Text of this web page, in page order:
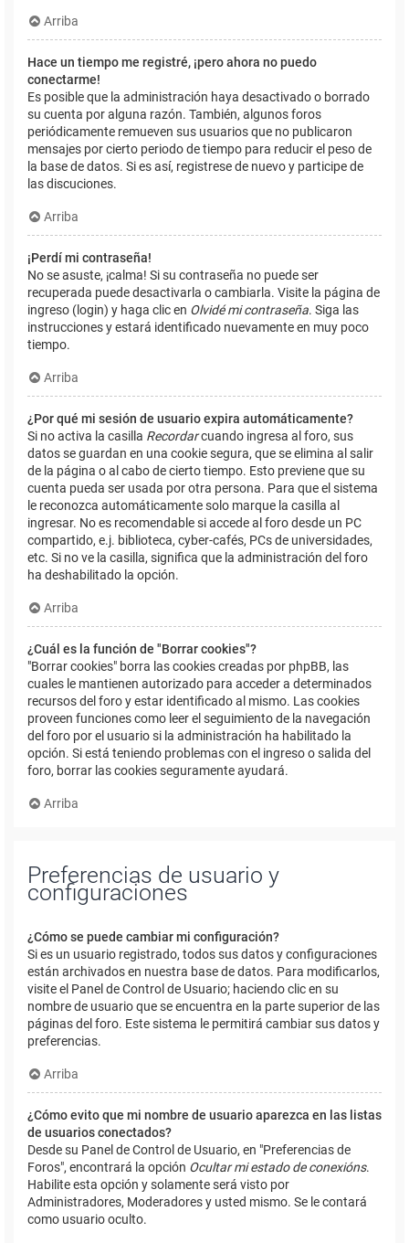
Arriba
Hace un tiempo me registré, ¡pero ahora no puedo
conectarme!
Es posible que la administración haya desactivado o borrado
su cuenta por alguna razón. También, algunos foros
periódicamente remueven sus usuarios que no publicaron
mensajes por cierto periodo de tiempo para reducir el peso de
la base de datos. Si es así, registrese de nuevo y participe de
las discuciones.
Arriba
¡Perdí mi contraseña!
No se asuste, ¡calma! Si su contraseña no puede ser
recuperada puede desactivarla o cambiarla. Visite la página de
ingreso (login) y haga clic en Olvidé mi contraseña. Siga las
instrucciones y estará identificado nuevamente en muy poco
tiempo.
Arriba
¿Por qué mi sesión de usuario expira automáticamente?
Si no activa la casilla Recordarcuando ingresa al foro, sus
datos se guardan en una cookie segura, que se elimina al salir
de la página o al cabo de cierto tiempo. Esto previene que su
cuenta pueda ser usada por otra persona. Para que el sistema
le reconozca automáticamente solo marque la casilla al
ingresar. No es recomendable si accede al foro desde un PC
compartido, e.j. biblioteca, cyber-cafés, PCs de universidades,
etc. Si no ve la casilla, significa que la administración del foro
ha deshabilitado la opción.
Arriba
¿Cuál es la función de "Borrar cookies"?
"Borrar cookies" borra las cookies creadas por phpBB, las
cuales le mantienen autorizado para acceder a determinados
recursos del foro y estar identificado al mismo. Las cookies
proveen funciones como leer el seguimiento de la navegación
del foro por el usuario si la administración ha habilitado la
opción. Si está teniendo problemas con el ingreso o salida del
foro, borrar las cookies seguramente ayudará.
Arriba
Preferencias de usuario y
configuraciones
¿Cómo se puede cambiar mi configuración?
Si es un usuario registrado, todos sus datos y configuraciones
están archivados en nuestra base de datos. Para modificarlos,
visite el Panel de Control de Usuario; haciendo clic en su
nombre de usuario que se encuentra en la parte superior de las
páginas del foro. Este sistema le permitirá cambiar sus datos y
preferencias.
Arriba
¿Cómo evito que mi nombre de usuario aparezca en las listas
de usuarios conectados?
Desde su Panel de Control de Usuario, en "Preferencias de
Foros", encontrará la opción Ocultar mi estado de conexións.
Habilite esta opción y solamente será visto por
Administradores, Moderadores y usted mismo. Se le contará
como usuario oculto.